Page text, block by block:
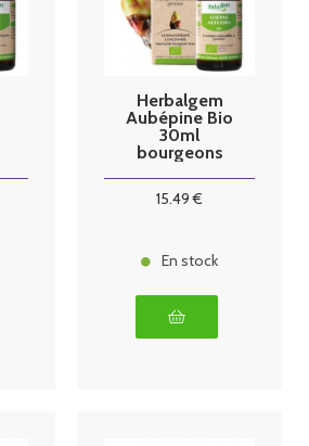
Herbalgem
Aubépine Bio
30ml
bourgeons
15.49 €
En stock